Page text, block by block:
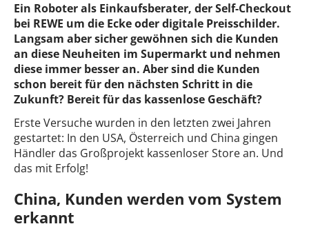
Ein Roboter als Einkaufsberater, der Self-Checkout
bei REWE um die Ecke oder digitale Preisschilder.
Langsam aber sicher gewöhnen sich die Kunden
an diese Neuheiten im Supermarkt und nehmen
diese immer besser an. Aber sind die Kunden
schon bereit für den nächsten Schritt in die
Zukunft? Bereit für das kassenlose Geschäft?
Erste Versuche wurden in den letzten zwei Jahren
gestartet: In den USA, Österreich und China gingen
Händler das Großprojekt kassenloser Store an. Und
das mit Erfolg!
China, Kunden werden vom System
erkannt